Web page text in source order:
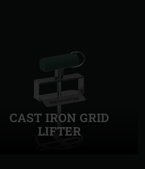
CAST IRON GRID
LIFTER